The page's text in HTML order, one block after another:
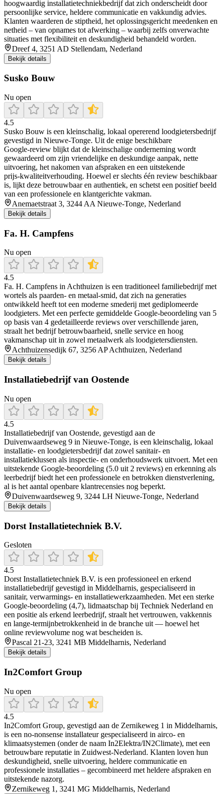
hoogwaardig installatietechniekbedrijf dat zich onderscheidt door
persoonlijke service, heldere communicatie en vakkundig advies.
Klanten waarderen de stiptheid, het oplossingsgericht meedenken en
netheid – van opnames tot afwerking – waarbij zelfs onverwachte
situaties met flexibiliteit en deskundigheid behandeld worden.
Dreef 4, 3251 AD Stellendam, Nederland
Bekijk details
Susko Bouw
Nu open
4.5
Susko Bouw is een kleinschalig, lokaal opererend loodgietersbedrijf
gevestigd in Nieuwe‑Tonge. Uit de enige beschikbare
Google‑review blijkt dat de kleinschalige onderneming wordt
gewaardeerd om zijn vriendelijke en deskundige aanpak, nette
uitvoering, het nakomen van afspraken en een uitstekende
prijs‑kwaliteitverhouding. Hoewel er slechts één review beschikbaar
is, lijkt deze betrouwbaar en authentiek, en schetst een positief beeld
van een professionele en klantgerichte vakman.
Anemaetstraat 3, 3244 AA Nieuwe-Tonge, Nederland
Bekijk details
Fa. H. Campfens
Nu open
4.5
Fa. H. Campfens in Achthuizen is een traditioneel familiebedrijf met
wortels als paarden‑ en metaal‑smid, dat zich na generaties
ontwikkeld heeft tot een moderne smederij met gediplomeerde
loodgieters. Met een perfecte gemiddelde Google‑beoordeling van 5
op basis van 4 gedetailleerde reviews over verschillende jaren,
straalt het bedrijf betrouwbaarheid, snelle service en hoog
vakmanschap uit in zowel metaalwerk als loodgietersdiensten.
Achthuizensedijk 67, 3256 AP Achthuizen, Nederland
Bekijk details
Installatiebedrijf van Oostende
Nu open
4.5
Installatiebedrijf van Oostende, gevestigd aan de
Duivenwaardseweg 9 in Nieuwe‑Tonge, is een kleinschalig, lokaal
installatie- en loodgietersbedrijf dat zowel sanitair‑ en
installatieklussen als inspectie- en onderhoudswerk uitvoert. Met een
uitstekende Google-beoordeling (5.0 uit 2 reviews) en erkenning als
leerbedrijf biedt het een professionele en betrokken dienstverlening,
al is het aantal openbare klantrecensies nog beperkt.
Duivenwaardseweg 9, 3244 LH Nieuwe-Tonge, Nederland
Bekijk details
Dorst Installatietechniek B.V.
Gesloten
4.5
Dorst Installatietechniek B.V. is een professioneel en erkend
installatiebedrijf gevestigd in Middelharnis, gespecialiseerd in
sanitair, verwarmings- en installatie­werkzaamheden. Met een sterke
Google-beoordeling (4,7), lidmaatschap bij Techniek Nederland en
een positie als erkend leerbedrijf, straalt het vertrouwen, vakkennis
en lange-termijnbetrokkenheid in de branche uit — hoewel het
online reviewvolume nog wat bescheiden is.
Pascal 21-23, 3241 MB Middelharnis, Nederland
Bekijk details
In2Comfort Group
Nu open
4.5
In2Comfort Group, gevestigd aan de Zernikeweg 1 in Middelharnis,
is een no‑nonsense installateur gespecialiseerd in airco‑ en
klimaatsystemen (onder de naam In2Elektra/IN2Climate), met een
betrouwbare reputatie in Zuidwest‑Nederland. Klanten loven hun
deskundigheid, snelle uitvoering, heldere communicatie en
professionele installaties – gecombineerd met heldere afspraken en
uitstekende nazorg.
Zernikeweg 1, 3241 MG Middelharnis, Nederland